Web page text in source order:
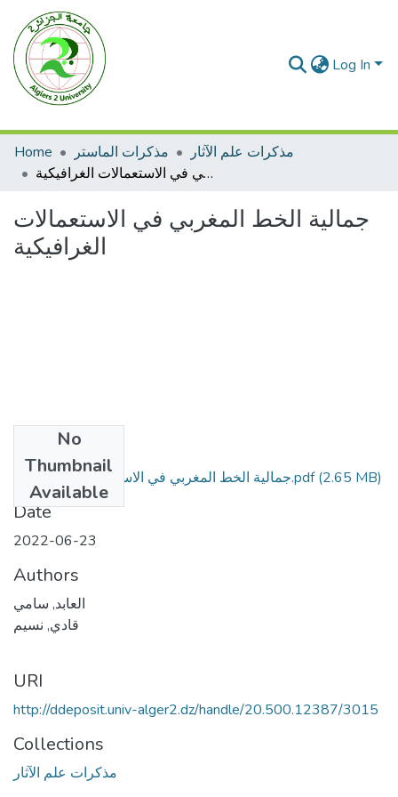
Log In
Home مذكرات الماستر
مذكرات علم الآثار
جمالية الخط المغربي في الاستعمالات الغرافيكية
جمالية الخط المغربي في الاستعمالات
الغرافيكية
No
Thumbnail
Available
جمالية الخط المغربي في الاستعمالات الغرافيكية.pdf(2.65 MB)
Date
2022-06-23
Authors
العابد, سامي
قادي, نسيم
URI
http://ddeposit.univ-alger2.dz/handle/20.500.12387/3015
Collections
مذكرات علم الآثار